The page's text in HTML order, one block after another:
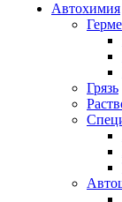
Автохимия
Грязь